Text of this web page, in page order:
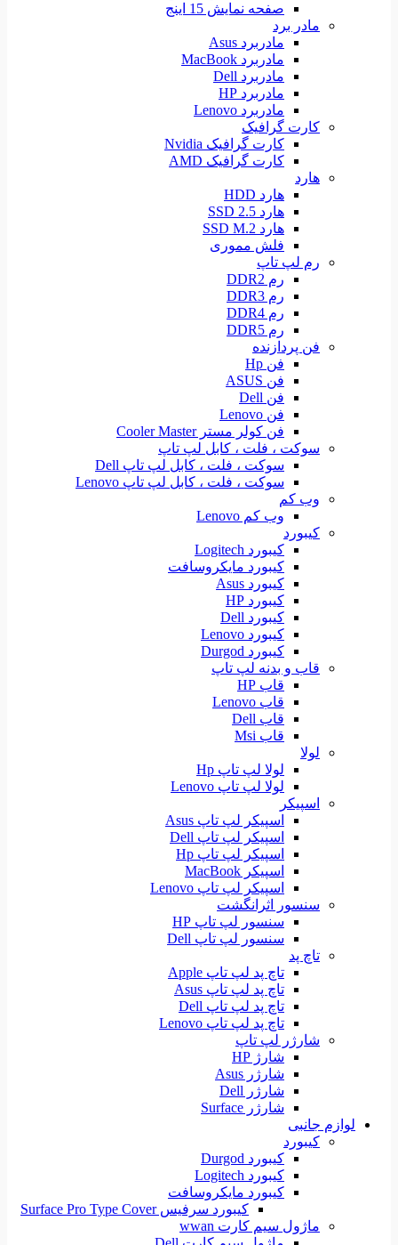
صفحه نمایش 15 اینج
مادر برد
مادربرد Asus
مادربرد MacBook
مادربرد Dell
مادربرد HP
مادربرد Lenovo
کارت گرافیک
کارت گرافیک Nvidia
کارت گرافیک AMD
هارد
هارد HDD
هارد SSD 2.5
هارد SSD M.2
فلش مموری
رم لپ تاپ
رم DDR2
رم DDR3
رم DDR4
رم DDR5
فن پردازنده
فن Hp
فن ASUS
فن Dell
فن Lenovo
فن کولر مستر Cooler Master
سوکت ، فلت ، کابل لپ تاپ
سوکت ، فلت ، کابل لپ تاپ Dell
سوکت ، فلت ، کابل لپ تاپ Lenovo
وب کم
وب کم Lenovo
کیبورد
کیبورد Logitech
کیبورد مایکروسافت
کیبورد Asus
کیبورد HP
کیبورد Dell
کیبورد Lenovo
کیبورد Durgod
قاب و بدنه لپ تاپ
قاب HP
قاب Lenovo
قاب Dell
قاب Msi
لولا
لولا لپ تاپ Hp
لولا لپ تاپ Lenovo
اسپیکر
اسپیکر لپ تاپ Asus
اسپیکر لپ تاپ Dell
اسپیکر لپ تاپ Hp
اسپیکر MacBook
اسپیکر لپ تاپ Lenovo
سنسور اثرانگشت
سنسور لپ تاپ HP
سنسور لپ تاپ Dell
تاچ پد
تاچ پد لپ تاپ Apple
تاچ پد لپ تاپ Asus
تاچ پد لپ تاپ Dell
تاچ پد لپ تاپ Lenovo
شارژر لپ تاپ
شارژ HP
شارژر Asus
شارژر Dell
شارژر Surface
لوازم جانبی
کیبورد
کیبورد Durgod
کیبورد Logitech
کیبورد مایکروسافت
کیبورد سرفیس Surface Pro Type Cover
ماژول سیم کارت wwan